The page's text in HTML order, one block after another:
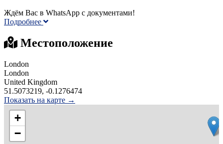
Ждём Вас в WhatsApp с документами!
Подробнее
Местоположение
London
London
United Kingdom
51.5073219, -0.1276474
Показать на карте →
+
−